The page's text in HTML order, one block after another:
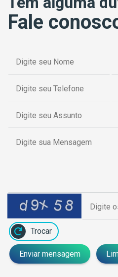
Fale
Trocar
Enviar mensagem